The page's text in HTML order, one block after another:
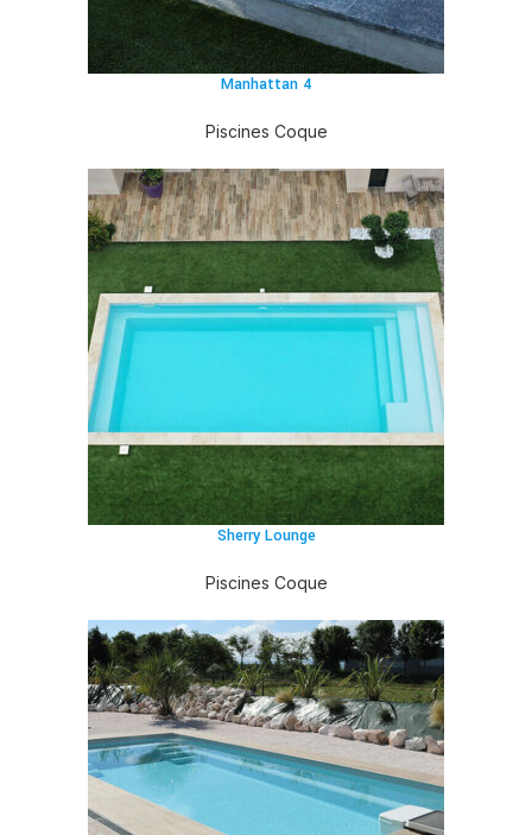
Manhattan 4
Piscines Coque
Sherry Lounge
Piscines Coque